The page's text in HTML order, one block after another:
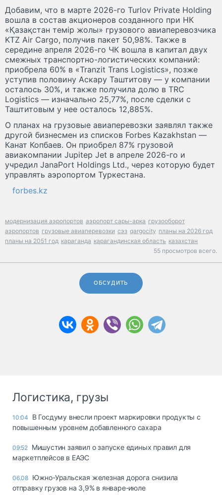
Добавим, что в марте 2026-го Turlov Private Holding
вошла в состав акционеров созданного при НК
«Қазақстан темір жолы» грузового авиаперевозчика
KTZ Air Cargo, получив пакет 50,98%. Также в
середине апреля 2026-го ЧК вошла в капитал двух
смежных транспортно-логистических компаний:
приобрела 60% в «Tranzit Trans Logistics», позже
уступив половину Аскару Таштитову — у компании
осталось 30%, и также получила долю в TRC
Logistics — изначально 25,77%, после сделки с
Таштитовым у нее осталось 12,885%.
О планах на грузовые авиаперевозки заявлял также
другой бизнесмен из списков Forbes Kazakhstan —
Канат Копбаев. Он приобрел 87% грузовой
авиакомпании Jupitep Jet в апреле 2026-го и
учредил JanaPort Holdings Ltd., через которую будет
управлять аэропортом Туркестана.
forbes.kz
модернизация аэропортов аэропорт сары-арка грузооборот
аэропортов грузовые авиаперевозки сэз qargocity планы на 2026 год
планы на 2051 год караганда карагандинская область казахстан
55 просмотров всего.
ОБСУДИТЬ
Логистика, грузы
10:04
В Госдуму внесли проект маркировки продукты с
повышенным уровнем добавленного сахара
09:52 Мишустин заявил о запуске единых правил для
маркетплейсов в ЕАЭС
06.08 Южно-Уральская железная дорога снизила
отправку грузов на 3,9% в январе-июле